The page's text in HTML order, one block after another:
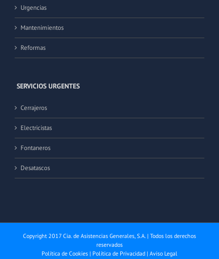
Urgencias
Mantenimientos
Reformas
SERVICIOS URGENTES
Cerrajeros
Electricistas
Fontaneros
Desatascos
Copyright 2017 Cia. de Asistencias Generales, S.A. | Todos los derechos
reservados
Política de Cookies | Política de Privacidad | Aviso Legal